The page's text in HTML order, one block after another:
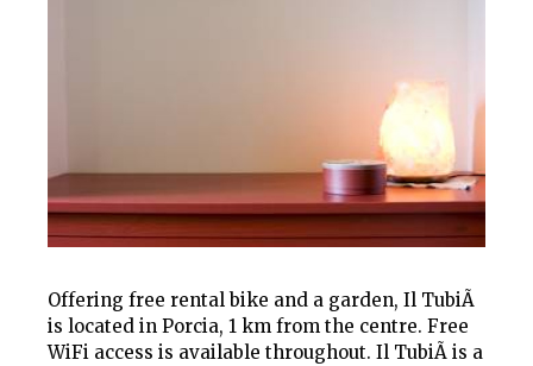
Offering free rental bike and a garden, Il TubiÃ
is located in Porcia, 1 km from the centre. Free
WiFi access is available throughout. Il TubiÃ is a